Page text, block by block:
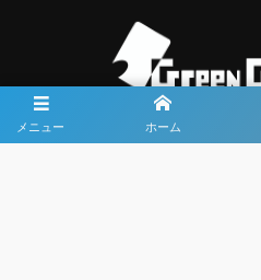
メニュー ホーム